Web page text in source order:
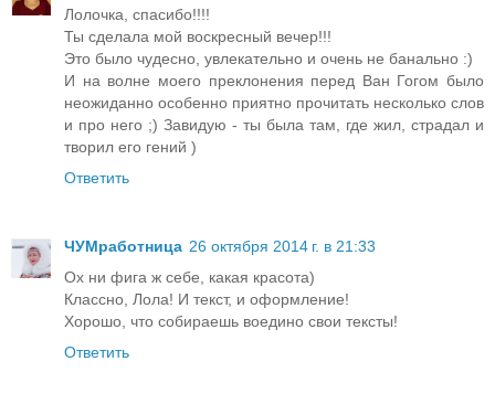
Лолочка, спасибо!!!!
Ты сделала мой воскресный вечер!!!
Это было чудесно, увлекательно и очень не банально :)
И на волне моего преклонения перед Ван Гогом было
неожиданно особенно приятно прочитать несколько слов
и про него ;) Завидую - ты была там, где жил, страдал и
творил его гений )
Ответить
ЧУМработница 26 октября 2014 г. в 21:33
Ох ни фига ж себе, какая красота)
Классно, Лола! И текст, и оформление!
Хорошо, что собираешь воедино свои тексты!
Ответить